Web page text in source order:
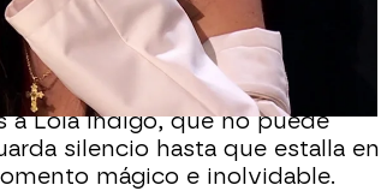
, David Calvo logra conmover
sincera y sin artificios. Desde
con el público y los coaches.
a Lola Índigo, que no puede
silencio hasta que estalla en
mágico e inolvidable.